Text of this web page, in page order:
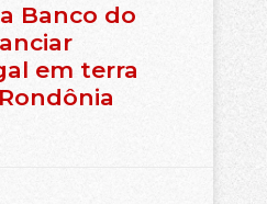
Banco do
em terra